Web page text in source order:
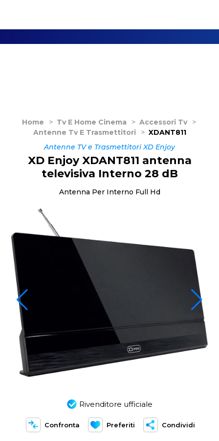
Home > Tv E Home Cinema > Accessori Tv
>
Antenne Tv E Trasmettitori
> XDANT811
Antenne TV e Trasmettitori XD Enjoy
Rivenditore ufficiale
Confronta Preferiti Condividi
XD Enjoy XDANT811 antenna
televisiva Interno 28 dB
Antenna Per Interno Full Hd